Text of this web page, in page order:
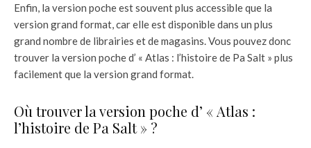
Enfin, la version poche est souvent plus accessible que la
version grand format, car elle est disponible dans un plus
grand nombre de librairies et de magasins. Vous pouvez donc
trouver la version poche d’ « Atlas : l’histoire de Pa Salt » plus
facilement que la version grand format.
Où trouver la version poche d’ « Atlas :
l’histoire de Pa Salt » ?